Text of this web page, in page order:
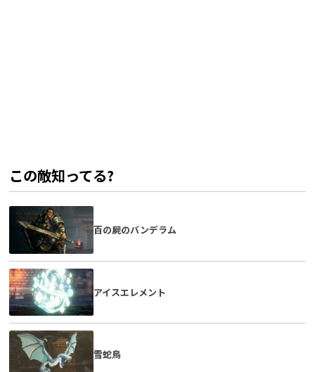
この敵知ってる?
百の屍のバンデラム
アイスエレメント
雪蛇鳥